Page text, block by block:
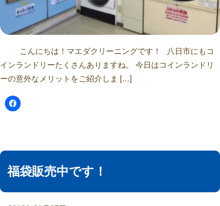
こんにちは！マエダクリーニングです！ 八日市にもコ
インランドリーたくさんありますね。 今日はコインランドリ
ーの意外なメリットをご紹介しま […]
福袋販売中です！